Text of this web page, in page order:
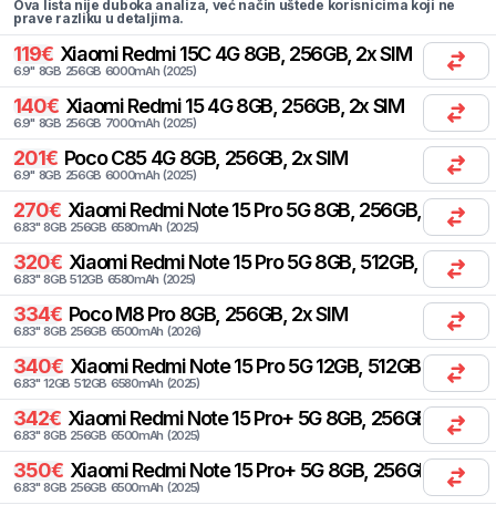
Ova lista nije duboka analiza, već način uštede korisnicima koji ne
prave razliku u detaljima.
119€ Xiaomi Redmi 15C 4G 8GB, 256GB, 2x SIM
6.9" 8GB 256GB 6000mAh (2025)
140€ Xiaomi Redmi 15 4G 8GB, 256GB, 2x SIM
6.9" 8GB 256GB 7000mAh (2025)
201€ Poco C85 4G 8GB, 256GB, 2x SIM
6.9" 8GB 256GB 6000mAh (2025)
270€ Xiaomi Redmi Note 15 Pro 5G 8GB, 256GB, 2x SIM
6.83" 8GB 256GB 6580mAh (2025)
320€ Xiaomi Redmi Note 15 Pro 5G 8GB, 512GB, 2x SIM
6.83" 8GB 512GB 6580mAh (2025)
334€ Poco M8 Pro 8GB, 256GB, 2x SIM
6.83" 8GB 256GB 6500mAh (2026)
340€ Xiaomi Redmi Note 15 Pro 5G 12GB, 512GB, 2x SIM
6.83" 12GB 512GB 6580mAh (2025)
342€ Xiaomi Redmi Note 15 Pro+ 5G 8GB, 256GB, 2x SIM
6.83" 8GB 256GB 6500mAh (2025)
350€ Xiaomi Redmi Note 15 Pro+ 5G 8GB, 256GB, 1x
6.83" 8GB 256GB 6500mAh (2025)